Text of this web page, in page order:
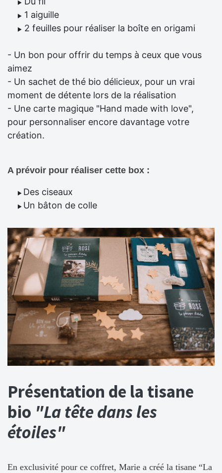
▶
▶ 1 aiguille
▶ 2 feuilles pour réaliser la boîte en origami
- Un bon pour offrir du temps à ceux que vous
aimez
- Un sachet de thé bio délicieux, pour un vrai
moment de détente lors de la réalisation
- Une carte magique "Hand made with love",
pour personnaliser encore davantage votre
création.
A prévoir pour réaliser cette box :
▶ Des ciseaux
▶ Un bâton de colle
Présentation de la tisane
bio "La tête dans les
étoiles"
En exclusivité pour ce coffret, Marie a créé la tisane “La